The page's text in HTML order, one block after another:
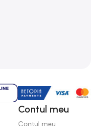
Contul meu
Contul meu